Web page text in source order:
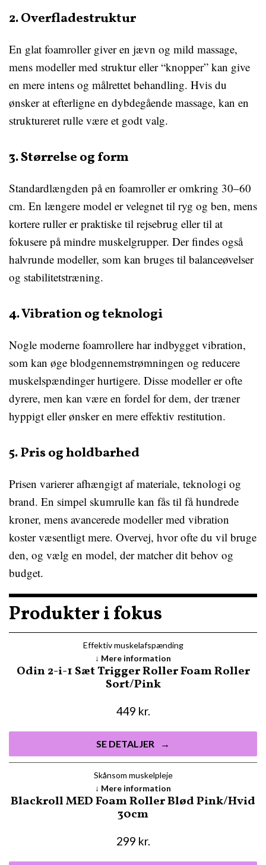
2. Overfladestruktur
En glat foamroller giver en jævn og mild massage,
mens modeller med struktur eller “knopper” kan give
en mere intens og målrettet behandling. Hvis du
ønsker at efterligne en dybdegående massage, kan en
struktureret rulle være et godt valg.
3. Størrelse og form
Standardlængden på en foamroller er omkring 30–60
cm. En længere model er velegnet til ryg og ben, mens
kortere ruller er praktiske til rejsebrug eller til at
fokusere på mindre muskelgrupper. Der findes også
halvrunde modeller, som kan bruges til balanceøvelser
og stabilitetstræning.
4. Vibration og teknologi
Nogle moderne foamrollere har indbygget vibration,
som kan øge blodgennemstrømningen og reducere
muskelspændinger hurtigere. Disse modeller er ofte
dyrere, men kan være en fordel for dem, der træner
hyppigt eller ønsker en mere effektiv restitution.
5. Pris og holdbarhed
Prisen varierer afhængigt af materiale, teknologi og
brand. En simpel skumrulle kan fås til få hundrede
kroner, mens avancerede modeller med vibration
koster væsentligt mere. Overvej, hvor ofte du vil bruge
den, og vælg en model, der matcher dit behov og
budget.
Produkter i fokus
Effektiv muskelafspænding
Odin 2-i-1 Sæt Trigger Roller Foam Roller
Sort/Pink
449 kr.
SE DETALJER
Mere information
Skånsom muskelpleje
Blackroll MED Foam Roller Blød Pink/Hvid
30cm
299 kr.
Mere information